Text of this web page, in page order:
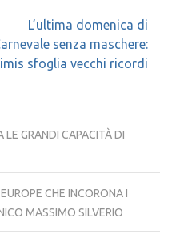
L’ultima domenica di
senza maschere:
sfoglia vecchi ricordi
LE GRANDI CAPACITÀ DI
CHE INCORONA I
MASSIMO SILVERIO